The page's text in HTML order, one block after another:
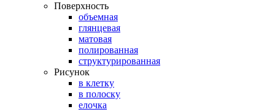
Поверхность
объемная
глянцевая
матовая
полированная
структурированная
Рисунок
в клетку
в полоску
елочка